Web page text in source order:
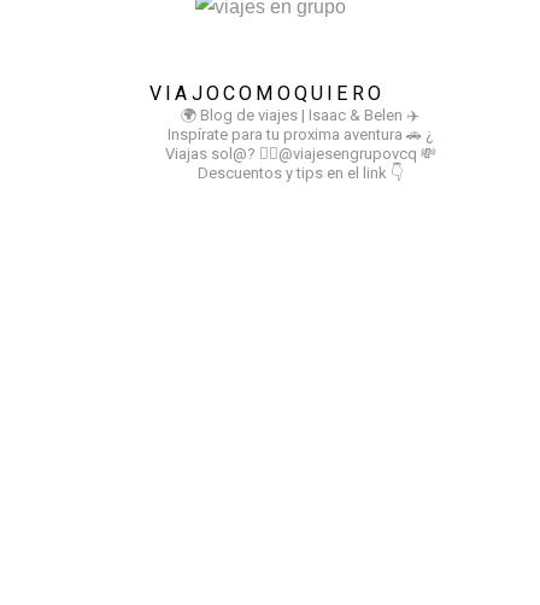
VIAJOCOMOQUIERO
🌍 Blog de viajes | Isaac & Belen ✈️
Inspírate para tu proxima aventura 🚗 ¿
Viajas sol@? 👉🏻@viajesengrupovcq 💸
Descuentos y tips en el link 👇